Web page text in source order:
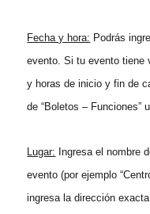
Fecha y hora: Podrás
evento. Si tu evento tiene
y horas de inicio y fin de
de “Boletos – Funciones”
Lugar: Ingresa el nombre
evento (por ejemplo
ingresa la dirección